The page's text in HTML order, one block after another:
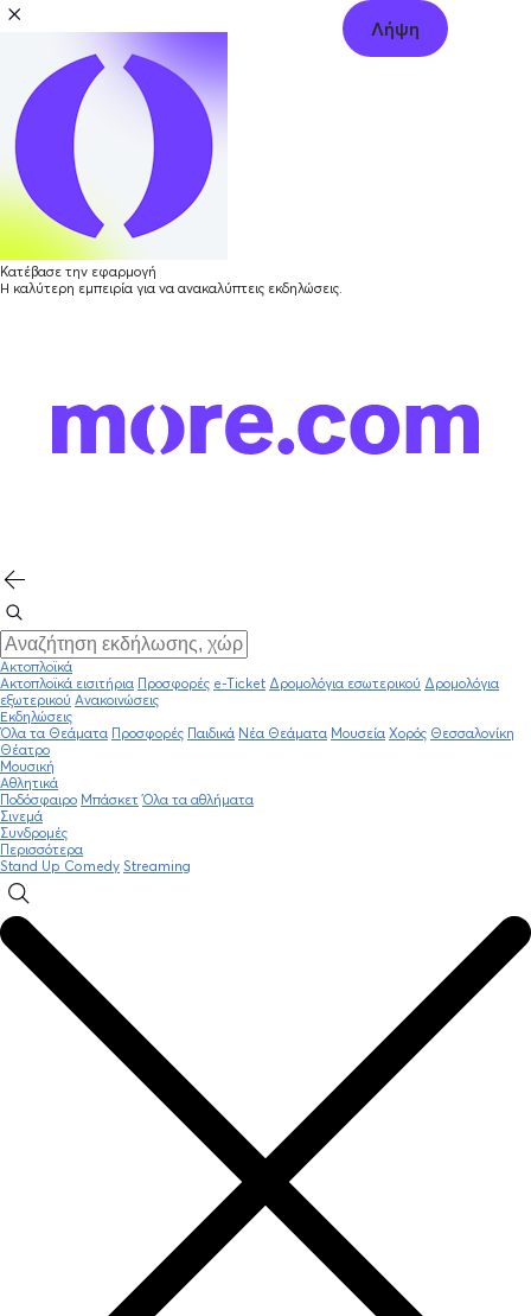
Κατέβασε την εφαρμογή
Η καλύτερη εμπειρία για να ανακαλύπτεις εκδηλώσεις.
Λήψη
Ακτοπλοϊκά
Ακτοπλοϊκά εισιτήρια Προσφορές e-Ticket Δρομολόγια εσωτερικού Δρομολόγια
εξωτερικού Ανακοινώσεις
Εκδηλώσεις
Όλα τα Θεάματα Προσφορές Παιδικά Νέα Θεάματα Μουσεία Χορός Θεσσαλονίκη
Θέατρο
Μουσική
Αθλητικά
Ποδόσφαιρο Μπάσκετ Όλα τα αθλήματα
Σινεμά
Συνδρομές
Περισσότερα
Stand Up Comedy Streaming